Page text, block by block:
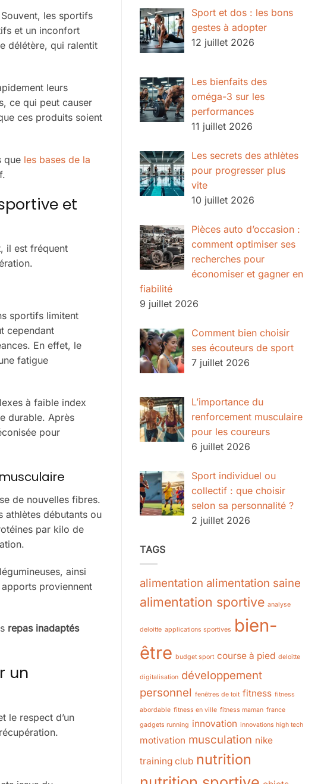
les sportifs
et un inconfort
délétère, qui ralentit
leurs
ce qui peut causer
ces produits soient
que les bases de la
et
il est fréquent
sportifs limitent
cependant
En effet, le
fatigue
à faible index
durable. Après
pour
de nouvelles fibres.
athlètes débutants ou
par kilo de
ainsi
proviennent
repas inadaptés
un
le respect d’un
Sport et dos : les bons
gestes à adopter
12 juillet 2026
Les bienfaits des
oméga-3 sur les
performances
11 juillet 2026
Les secrets des athlètes
pour progresser plus
vite
10 juillet 2026
Pièces auto d’occasion :
comment optimiser ses
recherches pour
économiser et gagner en
fiabilité
9 juillet 2026
Comment bien choisir
ses écouteurs de sport
7 juillet 2026
L’importance du
renforcement musculaire
pour les coureurs
6 juillet 2026
Sport individuel ou
collectif : que choisir
selon sa personnalité ?
2 juillet 2026
TAGS
alimentation alimentation saine
alimentation sportive analyse
deloitte applications sportives
bien-
être budget sport course à pied deloitte
digitalisation développement
personnel fenêtres de toit fitness fitness
abordable fitness en ville fitness maman france
gadgets running innovation innovations high tech
motivation musculation nike
training club nutrition